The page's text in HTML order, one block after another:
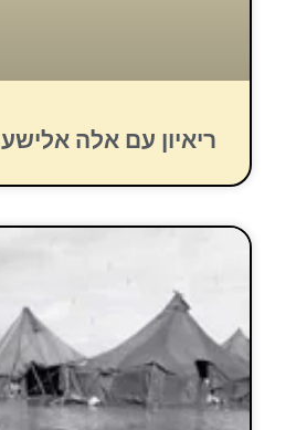
ריאיון עם אלה אלישע